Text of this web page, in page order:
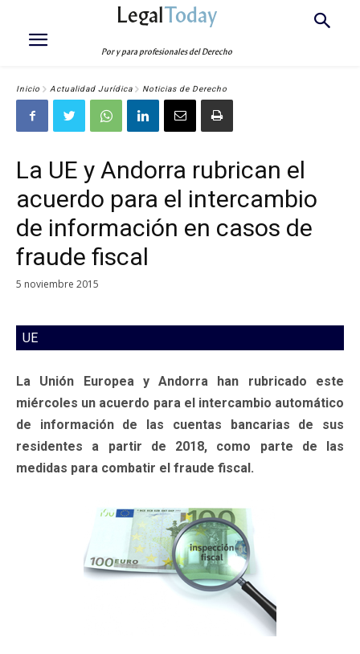
LegalToday
Por y para profesionales del Derecho
Inicio Actualidad Jurídica Noticias de Derecho
La UE y Andorra rubrican el
acuerdo para el intercambio
de información en casos de
fraude fiscal
5 noviembre 2015
UE
La Unión Europea y Andorra han rubricado este
miércoles un acuerdo para el intercambio automático
de información de las cuentas bancarias de sus
residentes a partir de 2018, como parte de las
medidas para combatir el fraude fiscal.